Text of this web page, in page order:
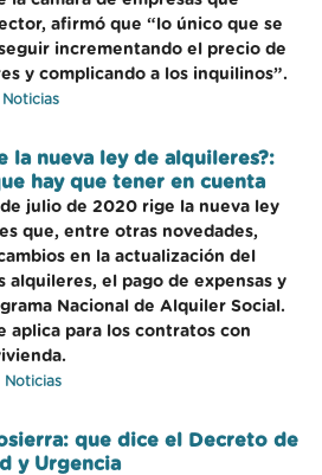
afirmó que “lo único que se
incrementando el precio de
y complicando a los inquilinos”.
Noticias
la nueva ley de alquileres?:
hay que tener en cuenta
de julio de 2020 rige la nueva ley
que, entre otras novedades,
en la actualización del
alquileres, el pago de expensas y
Nacional de Alquiler Social.
aplica para los contratos con
Noticias
que dice el Decreto de
y Urgencia